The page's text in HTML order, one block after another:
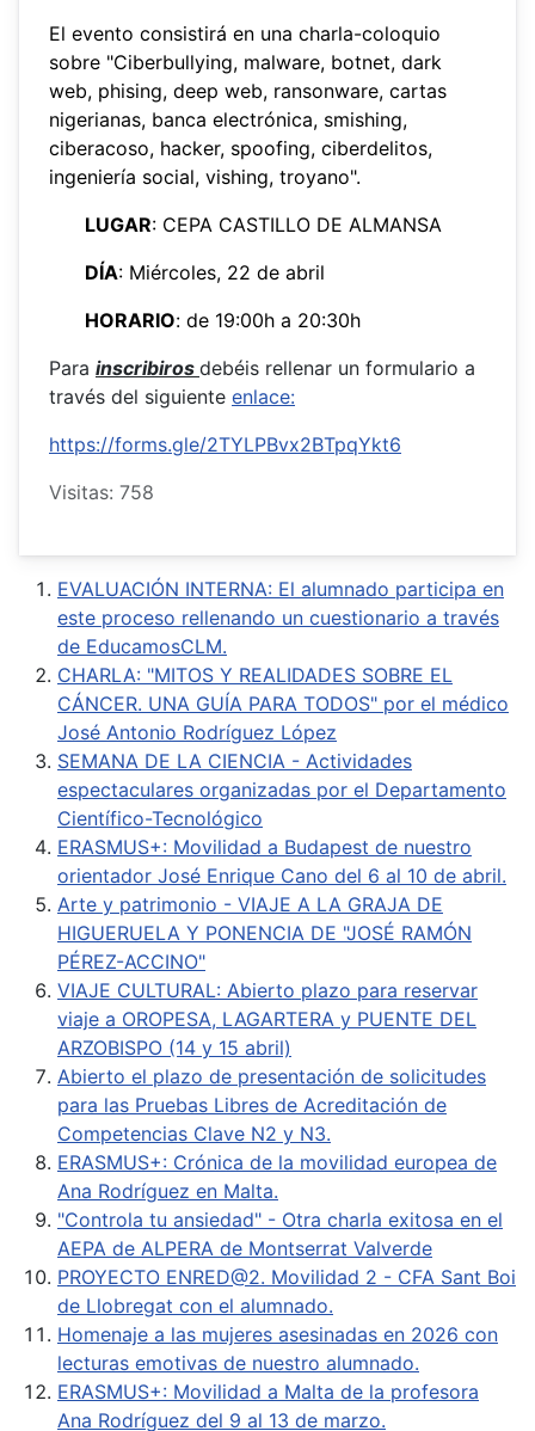
El evento consistirá en una charla-coloquio
sobre "Ciberbullying, malware, botnet, dark
web, phising, deep web, ransonware, cartas
nigerianas, banca electrónica, smishing,
ciberacoso, hacker, spoofing, ciberdelitos,
ingeniería social, vishing, troyano".
LUGAR: CEPA CASTILLO DE ALMANSA
DÍA: Miércoles, 22 de abril
HORARIO: de 19:00h a 20:30h
Para inscribiros debéis rellenar un formulario a
través del siguiente enlace:
https://forms.gle/2TYLPBvx2BTpqYkt6
Visitas: 758
EVALUACIÓN INTERNA: El alumnado participa en
este proceso rellenando un cuestionario a través
de EducamosCLM.
CHARLA: "MITOS Y REALIDADES SOBRE EL
CÁNCER. UNA GUÍA PARA TODOS" por el médico
José Antonio Rodríguez López
SEMANA DE LA CIENCIA - Actividades
espectaculares organizadas por el Departamento
Científico-Tecnológico
ERASMUS+: Movilidad a Budapest de nuestro
orientador José Enrique Cano del 6 al 10 de abril.
Arte y patrimonio - VIAJE A LA GRAJA DE
HIGUERUELA Y PONENCIA DE "JOSÉ RAMÓN
PÉREZ-ACCINO"
VIAJE CULTURAL: Abierto plazo para reservar
viaje a OROPESA, LAGARTERA y PUENTE DEL
ARZOBISPO (14 y 15 abril)
Abierto el plazo de presentación de solicitudes
para las Pruebas Libres de Acreditación de
Competencias Clave N2 y N3.
ERASMUS+: Crónica de la movilidad europea de
Ana Rodríguez en Malta.
"Controla tu ansiedad" - Otra charla exitosa en el
AEPA de ALPERA de Montserrat Valverde
PROYECTO ENRED@2. Movilidad 2 - CFA Sant Boi
de Llobregat con el alumnado.
Homenaje a las mujeres asesinadas en 2026 con
lecturas emotivas de nuestro alumnado.
ERASMUS+: Movilidad a Malta de la profesora
Ana Rodríguez del 9 al 13 de marzo.